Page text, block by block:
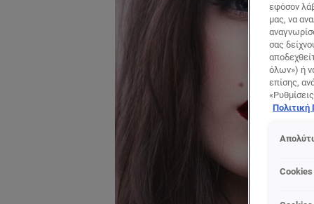
εφόσον
μας, να
σας
όλων») ή
επίσης,